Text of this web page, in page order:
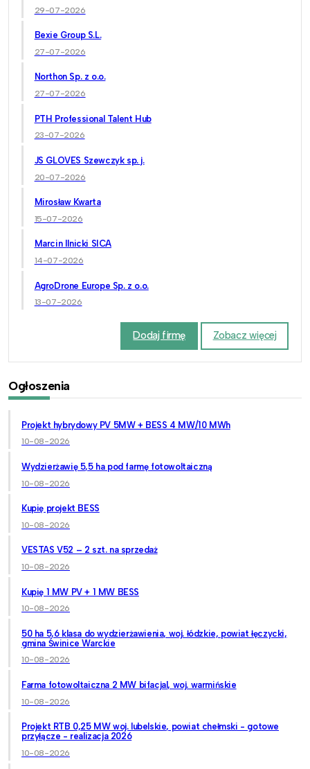
29-07-2026
Bexie Group S.L.
27-07-2026
Northon Sp. z o.o.
27-07-2026
PTH Professional Talent Hub
23-07-2026
JS GLOVES Szewczyk sp. j.
20-07-2026
Mirosław Kwarta
15-07-2026
Marcin Ilnicki SICA
14-07-2026
AgroDrone Europe Sp. z o.o.
13-07-2026
Dodaj firmę Zobacz więcej
Ogłoszenia
Projekt hybrydowy PV 5MW + BESS 4 MW/10 MWh
10-08-2026
Wydzierżawię 5,5 ha pod farmę fotowoltaiczną
10-08-2026
Kupię projekt BESS
10-08-2026
VESTAS V52 – 2 szt. na sprzedaż
10-08-2026
Kupię 1 MW PV + 1 MW BESS
10-08-2026
50 ha 5,6 klasa do wydzierżawienia, woj. łódzkie, powiat łęczycki,
gmina Świnice Warckie
10-08-2026
Farma fotowoltaiczna 2 MW bifacjal, woj. warmińskie
10-08-2026
Projekt RTB 0,25 MW woj. lubelskie, powiat chełmski - gotowe
przyłącze - realizacja 2026
10-08-2026